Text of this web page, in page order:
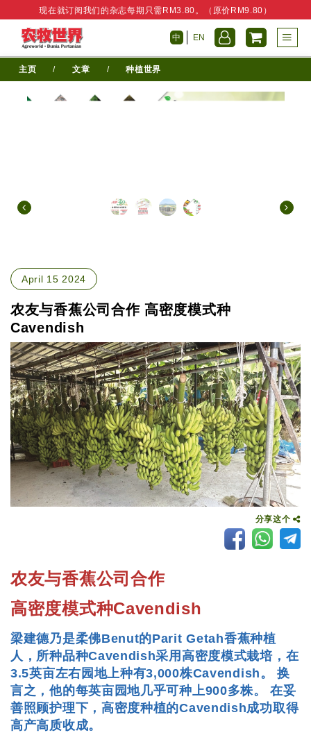
现在就订阅我们的杂志每期只需RM3.80。（原价RM9.80）
中 EN
主页 / 文章 / 种植世界
April 15 2024
农友与香蕉公司合作 高密度模式种
Cavendish
分享这个
农友与香蕉公司合作
高密度模式种Cavendish
梁建德乃是柔佛Benut的Parit Getah香蕉种植
人，所种品种Cavendish采用高密度模式栽培，在
3.5英亩左右园地上种有3,000株Cavendish。 换
言之，他的每英亩园地几乎可种上900多株。 在妥
善照顾护理下，高密度种植的Cavendish成功取得
高产高质收成。